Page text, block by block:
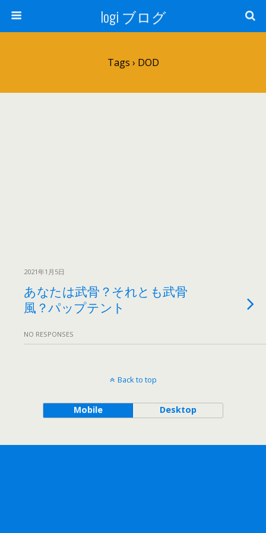
logi ブログ
Tags › DOD
2021年1月5日
あなたは武骨？それとも武骨
風？パップテント
NO RESPONSES
Back to top
Mobile Desktop